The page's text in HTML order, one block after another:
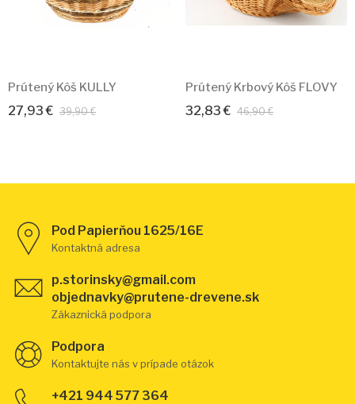
Prútený Kôš KULLY
27,93 € 39,90 €
Prútený Krbový Kôš FLOVY
32,83 € 46,90 €
Pod Papierňou 1625/16E
Kontaktná adresa
p.storinsky@gmail.com
objednavky@prutene-drevene.sk
Zákaznická podpora
Podpora
Kontaktujte nás v prípade otázok
+421 944 577 364